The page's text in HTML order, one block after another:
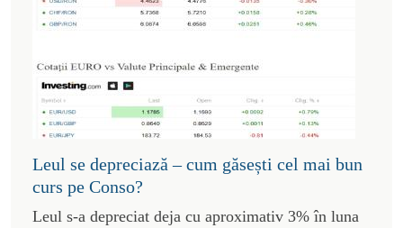
Leul se depreciază – cum găsești cel mai bun
curs pe Conso?
Leul s-a depreciat deja cu aproximativ 3% în luna